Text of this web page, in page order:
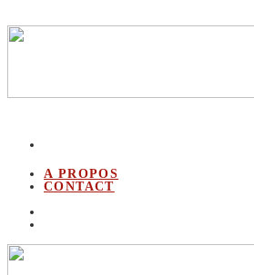
A PROPOS
CONTACT